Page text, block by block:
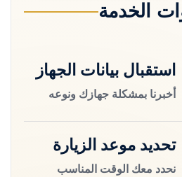
الخدمة
استقبال بيانات الجهاز
أخبرنا بمشكلة جهازك ونوعه
تحديد موعد الزيارة
نحدد معك الوقت المناسب